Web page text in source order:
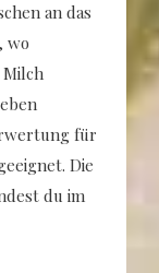
an das
wo
für
Die
du im